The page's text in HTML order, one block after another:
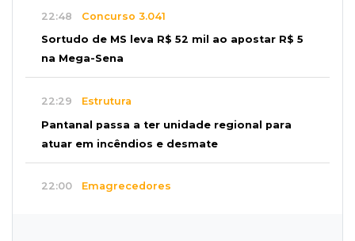
22:48 Concurso 3.041
Sortudo de MS leva R$ 52 mil ao apostar R$ 5
na Mega-Sena
22:29 Estrutura
Pantanal passa a ter unidade regional para
atuar em incêndios e desmate
22:00 Emagrecedores